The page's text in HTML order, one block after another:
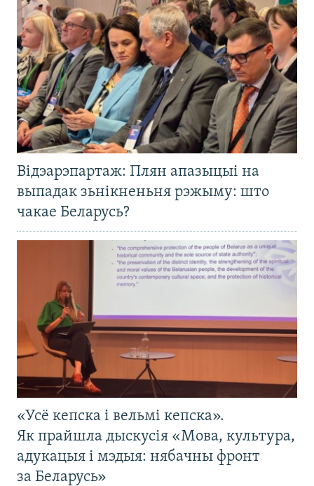
Відэарэпартаж: Плян апазыцыі на
выпадак зьнікненьня рэжыму: што
чакае Беларусь?
«Усё кепска і вельмі кепска».
Як прайшла дыскусія «Мова, культура,
адукацыя і мэдыя: нябачны фронт
за Беларусь»